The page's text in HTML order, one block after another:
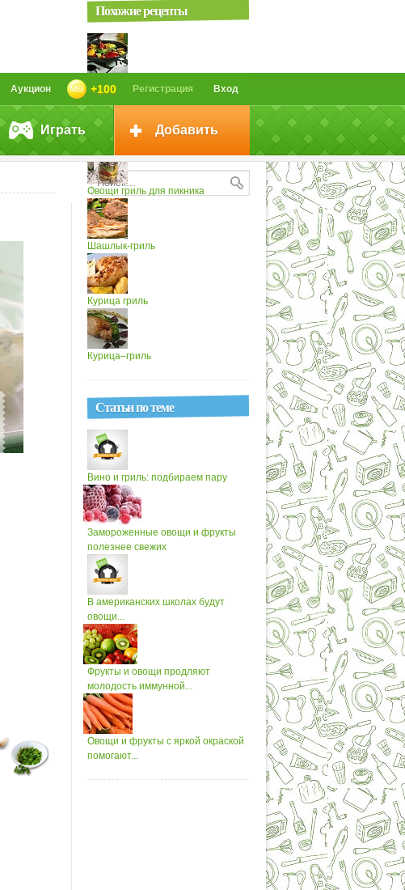
Вход
Регистрация
+100
Аукцион
Играть Добавить
Похожие рецепты
Овощи-гриль
Овощи гриль для пикника
Шашлык-гриль
Курица гриль
Курица–гриль
Статьи по теме
Вино и гриль: подбираем пару
Замороженные овощи и фрукты
полезнее свежих
В американских школах будут
овощи...
Фрукты и овощи продляют
молодость иммунной...
Овощи и фрукты с яркой окраской
помогают...